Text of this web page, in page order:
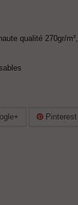
qualité 270gr/m²,
Pinterest